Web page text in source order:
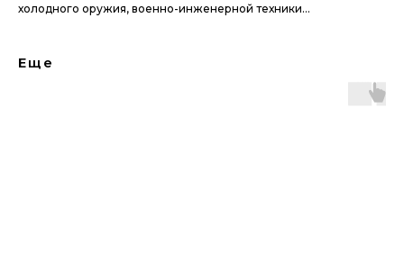
холодного оружия, военно-инженерной техники…
Еще